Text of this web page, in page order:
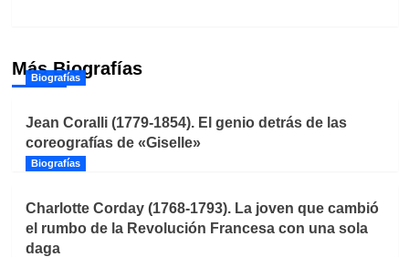
Más Biografías
Biografías
Jean Coralli (1779-1854). El genio detrás de las
coreografías de «Giselle»
Biografías
Charlotte Corday (1768-1793). La joven que cambió
el rumbo de la Revolución Francesa con una sola
daga